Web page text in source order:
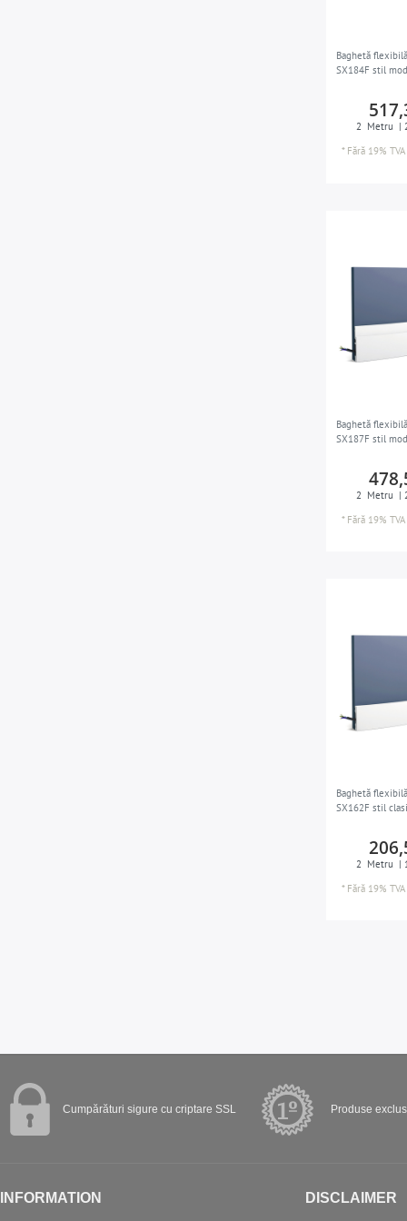
Baghetă
SX184F stil
2 Metru |
* Fără 19% TVA
Baghetă
SX187F stil
2 Metru |
* Fără 19% TVA
Baghetă
SX162F stil
2 Metru |
* Fără 19% TVA
Cumpărături sigure cu criptare SSL Produse
INFORMATION DISCLAIMER